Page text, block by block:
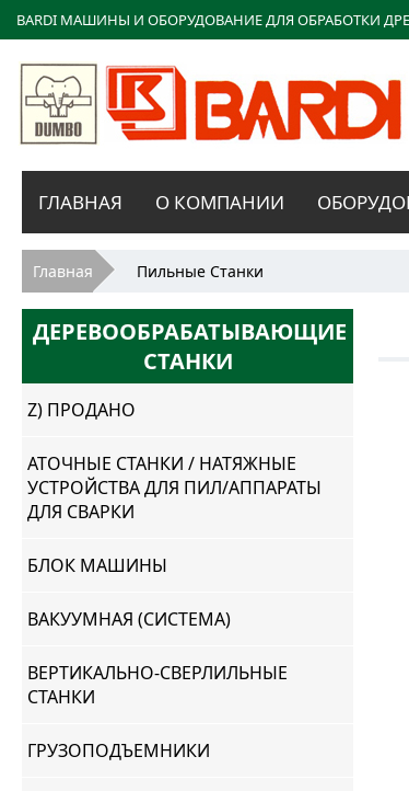
BARDI МАШИНЫ И ОБОРУДОВАНИЕ ДЛЯ ОБРАБОТКИ
Bardi
Macchine
ГЛАВНАЯ О КОМПАНИИ
Главная Пильные Станки
ДЕРЕВООБРАБАТЫВАЮЩИЕ
СТАНКИ
Z) ПРОДАНО
АТОЧНЫЕ СТАНКИ / НАТЯЖНЫЕ
УСТРОЙСТВА ДЛЯ ПИЛ/АППАРАТЫ
ДЛЯ СВАРКИ
БЛОК МАШИНЫ
ВАКУУМНАЯ (СИСТЕМА)
ВЕРТИКАЛЬНО-СВЕРЛИЛЬНЫЕ
СТАНКИ
ГРУЗОПОДЪЕМНИКИ